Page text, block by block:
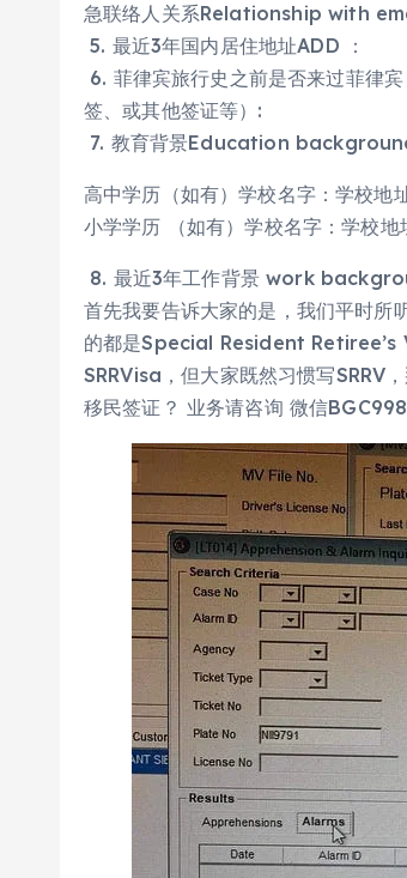
急联络人关系Relationship with
5. 最近3年国内居住地址ADD ：
6. 菲律宾旅行史之前是否来过菲律
签、或其他签证等）:
7. 教育背景Education background
高中学历（如有）学校名字：学校地
小学学历 （如有）学校名字：学校地
8. 最近3年工作背景 work
首先我要告诉大家的是，我们平时所
的都是Special Resident Retiree’s
SRRVisa，但大家既然习惯写SRRV
移民签证？ 业务请咨询 微信